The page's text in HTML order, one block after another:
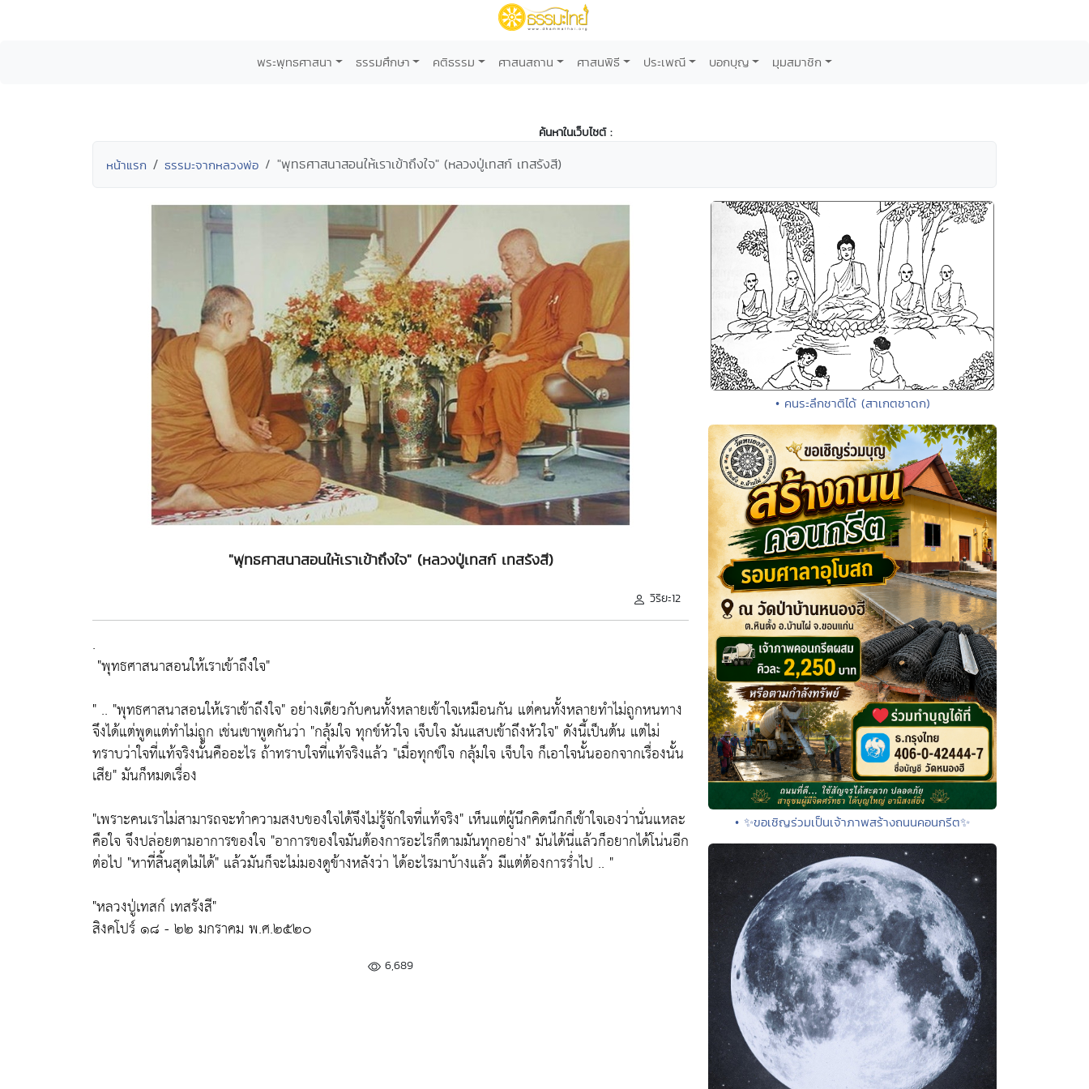
พระพุทธศาสนา ธรรมศึกษา คติธรรม ศาสนสถาน ศาสนพิธี ประเพณี บอกบุญ มุมสมาชิก
ค้นหาในเว็บไซต์ :
หน้าแรก ธรรมะจากหลวงพ่อ "พุทธศาสนาสอนให้เราเข้าถึงใจ" (หลวงปู่เทสก์ เทสรังสี)
"พุทธศาสนาสอนให้เราเข้าถึงใจ" (หลวงปู่เทสก์ เทสรังสี)
วิริยะ12
.
"พุทธศาสนาสอนให้เราเข้าถึงใจ"
" .. "พุทธศาสนาสอนให้เราเข้าถึงใจ"อย่างเดียวกับคนทั้งหลายเข้าใจเหมือนกัน แต่คนทั้งหลายทำไม่ถูกหนทาง
จึงได้แต่พูดแต่ทำไม่ถูก เช่นเขาพูดกันว่า "กลุ้มใจ ทุกข์หัวใจ เจ็บใจ มันแสบเข้าถึงหัวใจ"ดังนี้เป็นต้น แต่ไม่
ทราบว่าใจที่แท้จริงนั้นคืออะไร ถ้าทราบใจที่แท้จริงแล้ว "เมื่อทุกข์ใจ กลุ้มใจ เจ็บใจ ก็เอาใจนั้นออกจากเรื่องนั้น
เสีย"มันก็หมดเรื่อง
"เพราะคนเราไม่สามารถจะทำความสงบของใจได้จึงไม่รู้จักใจที่แท้จริง" เห็นแต่ผู้นึกคิดนึกก็เข้าใจเองว่านั่นแหละ
คือใจ จึงปล่อยตามอาการของใจ "อาการของใจมันต้องการอะไรก็ตามมันทุกอย่าง"มันได้นี่แล้วก็อยากได้โน่นอีก
ต่อไป "หาที่สิ้นสุดไม่ได้" แล้วมันก็จะไม่มองดูข้างหลังว่า ได้อะไรมาบ้างแล้ว มีแต่ต้องการร่ำไป .. "
"หลวงปู่เทสก์ เทสรังสี"
สิงคโปร์ ๑๘ - ๒๒ มกราคม พ.ศ.๒๕๒๐
6,689
• คนระลึกชาติได้ (สาเกตชาดก)
• ✨ขอเชิญร่วมเป็นเจ้าภาพสร้างถนนคอนกรีต✨